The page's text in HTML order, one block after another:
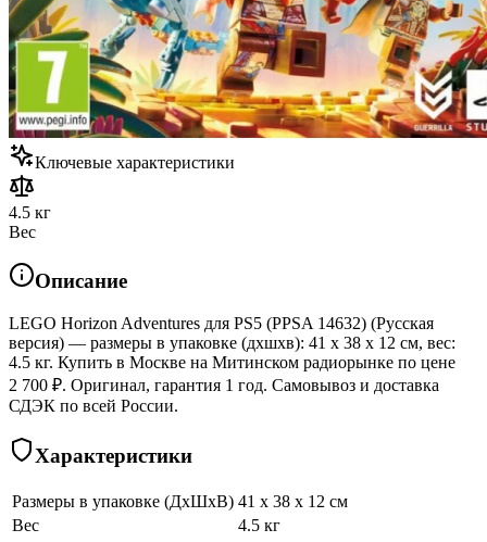
Ключевые характеристики
4.5 кг
Вес
Описание
LEGO Horizon Adventures для PS5 (PPSA 14632) (Русская
версия) — размеры в упаковке (дхшхв): 41 x 38 x 12 см, вес:
4.5 кг. Купить в Москве на Митинском радиорынке по цене
2 700 ₽. Оригинал, гарантия 1 год. Самовывоз и доставка
СДЭК по всей России.
Характеристики
Размеры в упаковке (ДхШхВ) 41 x 38 x 12 см
Вес
4.5 кг